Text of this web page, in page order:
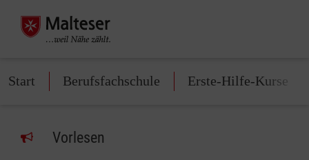
Start Berufsfachschule Erste-Hilfe-Kurse
Vorlesen